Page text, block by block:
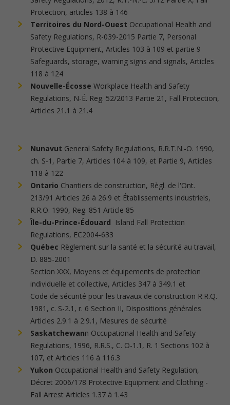
Protection, articles 138 à 146
Territoires du Nord-Ouest Occupational Health and
Safety Regulations, R-039-2015 Partie 7, Personal
Protective Equipment, Articles 103 à 109 et partie 9
Safeguards, storage, warning signs and signals, Articles
118 à 124
Nouvelle-Écosse Workplace Health and Safety
Regulations, N-É. Reg. 52/2013 Partie 21, Fall Protection,
Articles 21.1 à 21.4
Nunavut General Safety Regulations, R.R.T.N.-O. 1990,
ch. S-1, Partie 7, Articles 104 à 109, et Partie 9, Articles
118 à 122
Ontario Chantiers de construction, Règl. de l'Ont.
213/91 Articles 26 à 26.9 et Établissements industriels,
R.R.O. 1990, Reg. 851 Article 85
Île-du-Prince-Édouard Island Fall Protection
Regulations, EC2004-633
Québec Règlement sur la santé et la sécurité au travail,
D. 885-2001
Section XXX, Moyens et équipements de protection
individuelle et collective, Articles 347 à 349.1 et
Code de sécurité pour les travaux de construction R.R.Q.
1981, c. S-2.1, r. 6 Section II, Dispositions générales
Articles 2.9.1 à 2.9.1, Mesures de sécurité
Saskatchewann Occupational Health and Safety
Regulations, 1996, R.R.S., C. O-1.1, R. 1 Sections 102 à
107, et Articles 116 à 116.3
Yukon Occupational Health and Safety Regulation,
Décret 2006/178 Protective Equipment and Clothing -
Fall Arrest Articles 1.37 à 1.43